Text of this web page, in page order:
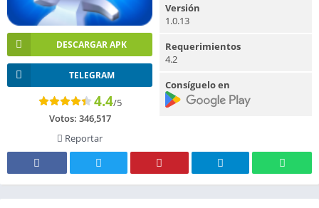
DESCARGAR APK
TELEGRAM
4.4/5
Votos: 346,517
Reportar
Versión
1.0.13
Requerimientos
4.2
Consíguelo en